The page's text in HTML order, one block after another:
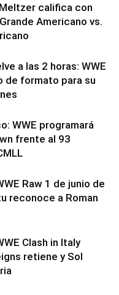
califica con
Americano vs.
a las 2 horas: WWE
de formato para su
WWE programará
frente al 93
Raw 1 de junio de
reconoce a Roman
Clash in Italy
retiene y Sol